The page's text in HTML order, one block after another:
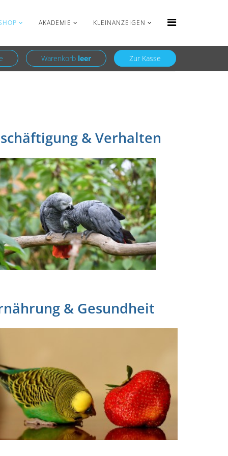
AKADEMIE KLEINANZEIGEN
Warenkorb leer Zur Kasse
& Verhalten
& Gesundheit